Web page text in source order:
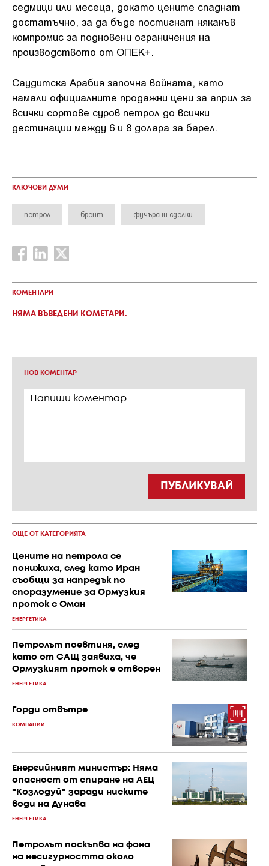
седмици или месеца, докато цените спаднат
достатъчно, за да бъде постигнат някакъв
компромис за подновени ограничения на
производството от ОПЕК+.
Саудитска Арабия започна войната, като
намали официалните продажни цени за април за
всички сортове суров петрол до всички
дестинации между 6 и 8 долара за барел.
КЛЮЧОВИ ДУМИ
петрол брент фучърсни сделки
КОМЕНТАРИ
НЯМА ВЪВЕДЕНИ КОМЕТАРИ.
НОВ КОМЕНТАР
ПУБЛИКУВАЙ
ОЩЕ ОТ КАТЕГОРИЯТА
Цените на петрола се
понижиха, след като Иран
съобщи за напредък по
споразумение за Ормузкия
проток с Оман
ЕНЕРГЕТИКА
Петролът поевтиня, след
като от САЩ заявиха, че
Ормузкият проток е отворен
ЕНЕРГЕТИКА
Горди отвътре
КОМПАНИИ
Енергийният министър: Няма
опасност от спиране на АЕЦ
"Козлодуй" заради ниските
води на Дунава
ЕНЕРГЕТИКА
Петролът поскъпва на фона
на несигурността около